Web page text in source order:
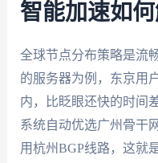
智能加速如
全球节点分布策略是流
的服务器为例，东京用
内，比眨眼还快的时间
系统自动优选广州骨干
用杭州BGP线路，这就